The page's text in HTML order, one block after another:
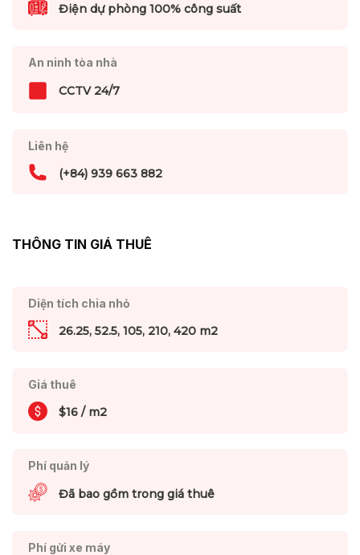
Điện dự phòng 100% công suất
An ninh tòa nhà
CCTV 24/7
Liên hệ
(+84) 939 663 882
THÔNG TIN GIÁ THUÊ
Diện tích chia nhỏ
26.25, 52.5, 105, 210, 420 m2
Giá thuê
$16 / m2
Phí quản lý
Đã bao gồm trong giá thuê
Phí gửi xe máy